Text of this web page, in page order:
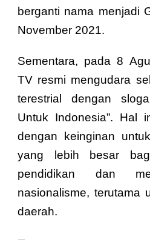
berganti nama menjadi
November 2021.
Sementara, pada 8
TV resmi mengudara
terestrial dengan
Untuk Indonesia”. Hal
dengan keinginan
yang lebih besar bagi
pendidikan dan
nasionalisme, terutama
daerah.
—